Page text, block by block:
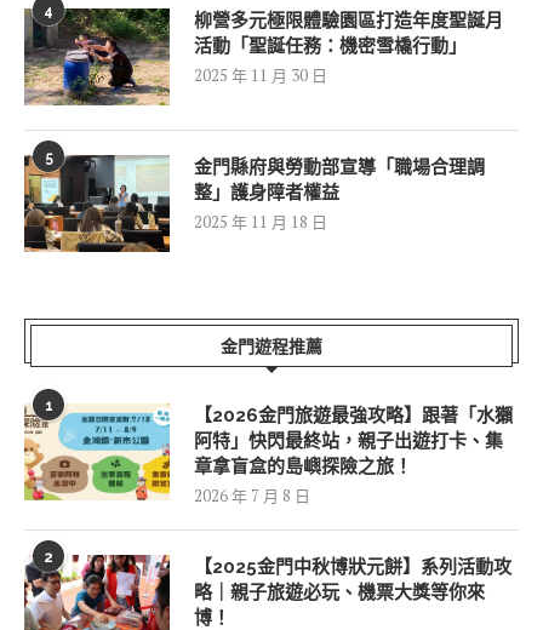
4
柳營多元極限體驗園區打造年度聖誕月
活動「聖誕任務：機密雪橇行動」
2025 年 11 月 30 日
5
金門縣府與勞動部宣導「職場合理調
整」護身障者權益
2025 年 11 月 18 日
金門遊程推薦
1
【2026金門旅遊最強攻略】跟著「水獺
阿特」快閃最終站，親子出遊打卡、集
章拿盲盒的島嶼探險之旅！
2026 年 7 月 8 日
2
【2025金門中秋博狀元餅】系列活動攻
略｜親子旅遊必玩、機票大獎等你來
博！